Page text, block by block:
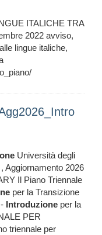
ITALICHE TRA
2022 avviso,
alle lingue italiche,
Università degli
Aggiornamento 2026
Il Piano Triennale
per la Transizione
Introduzione per la
PER
triennale per